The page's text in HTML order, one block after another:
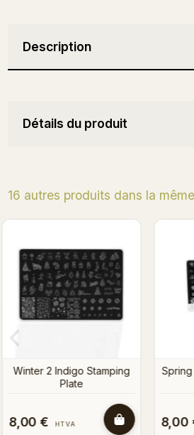
Description
Détails du produit
16 autres produits dans la
8,00 € HTVA